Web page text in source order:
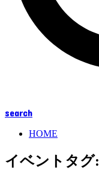
search
HOME
イベントタグ: